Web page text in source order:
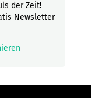
der Zeit!
Newsletter